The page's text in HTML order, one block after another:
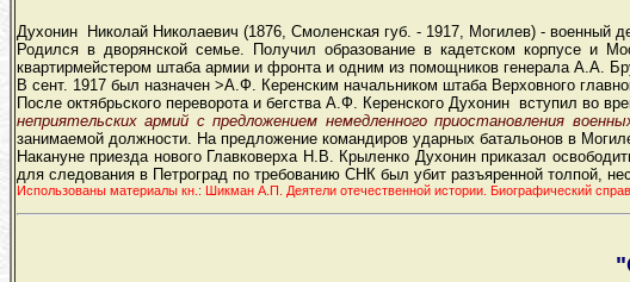
Духонин Николай Николаевич (1876, Смоленская губ. - 1917, Могилев) - военный
Родился в дворянской семье. Получил образование в кадетском корпусе
квартирмейстером штаба армии и фронта и одним из помощников генерала А.А.
В сент. 1917 был назначен >А.Ф. Керенским начальником штаба Верховного
После октябрьского переворота и бегства А.Ф. Керенского Духонин вступил во
неприятельских армий с предложением немедленного приостановления
занимаемой должности. На предложение командиров ударных батальонов в
Накануне приезда нового Главковерха Н.В. Крыленко Духонин приказал
для следования в Петроград по требованию СНК был убит разъяренной толпой,
Использованы материалы кн.: Шикман А.П. Деятели отечественной истории. Биографический